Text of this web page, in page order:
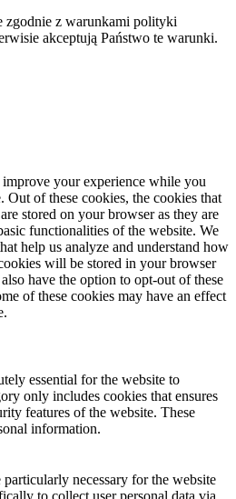
z warunkami polityki
akceptują Państwo te warunki.
your experience while you
Out of these cookies, the cookies that
stored on your browser as they are
functionalities of the website. We
help us analyze and understand how
will be stored in your browser
have the option to opt-out of these
of these cookies may have an effect
essential for the website to
only includes cookies that ensures
features of the website. These
information.
necessary for the website
to collect user personal data via